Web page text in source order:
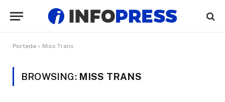
Portada » Miss Trans
BROWSING: MISS TRANS